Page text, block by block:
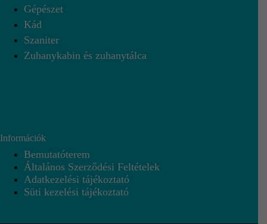
Gépészet
Kád
Szaniter
Zuhanykabin és zuhanytálca
Információk
Bemutatóterem
Általános Szerződési Feltételek
Adatkezelési tájékoztató
Süti kezelési tájékoztató